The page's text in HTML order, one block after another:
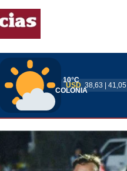
10°C
COLONIA
USD 38,63 | 41,05